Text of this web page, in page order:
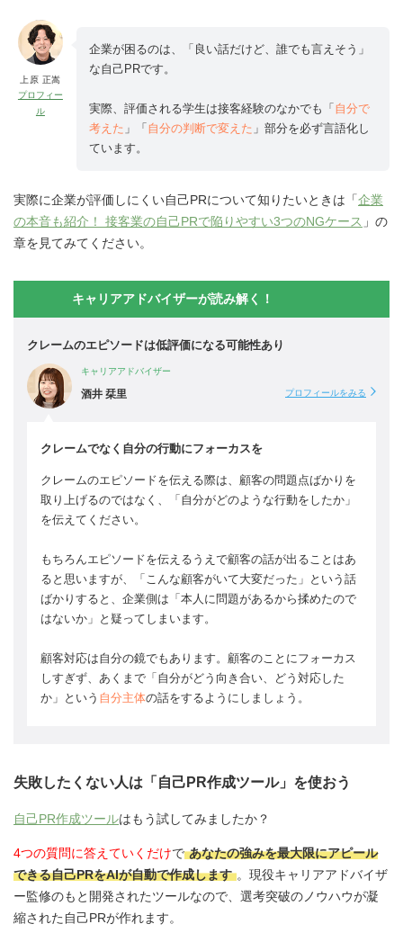
上原 正嵩
プロフィー
ル
企業が困るのは、「良い話だけど、誰でも言えそう」
な自己PRです。
実際、評価される学生は接客経験のなかでも「 自分で
考えた 」「 自分の判断で変えた 」部分を必ず言語化し
ています。
実際に企業が評価しにくい自己PRについて知りたいときは「企業
の本音も紹介！ 接客業の自己PRで陥りやすい3つのNGケース 」の
章を見てみてください。
キャリアアドバイザーが読み解く！
クレームのエピソードは低評価になる可能性あり
キャリアアドバイザー
酒井 栞里 プロフィールをみる
クレームでなく自分の行動にフォーカスを
クレームのエピソードを伝える際は、顧客の問題点ばかりを
取り上げるのではなく、「自分がどのような行動をしたか」
を伝えてください。
もちろんエピソードを伝えるうえで顧客の話が出ることはあ
ると思いますが、「こんな顧客がいて大変だった」という話
ばかりすると、企業側は「本人に問題があるから揉めたので
はないか」と疑ってしまいます。
顧客対応は自分の鏡でもあります。顧客のことにフォーカス
しすぎず、あくまで「自分がどう向き合い、どう対応した
か」という 自分主体の話をするようにしましょう。
失敗したくない人は「自己PR作成ツール」を使おう
自己PR作成ツールはもう試してみましたか？
4つの質問に答えていくだけで あなたの強みを最大限にアピール
できる自己PRをAIが自動で作成します 。現役キャリアアドバイザ
ー監修のもと開発されたツールなので、選考突破のノウハウが凝
縮された自己PRが作れます。